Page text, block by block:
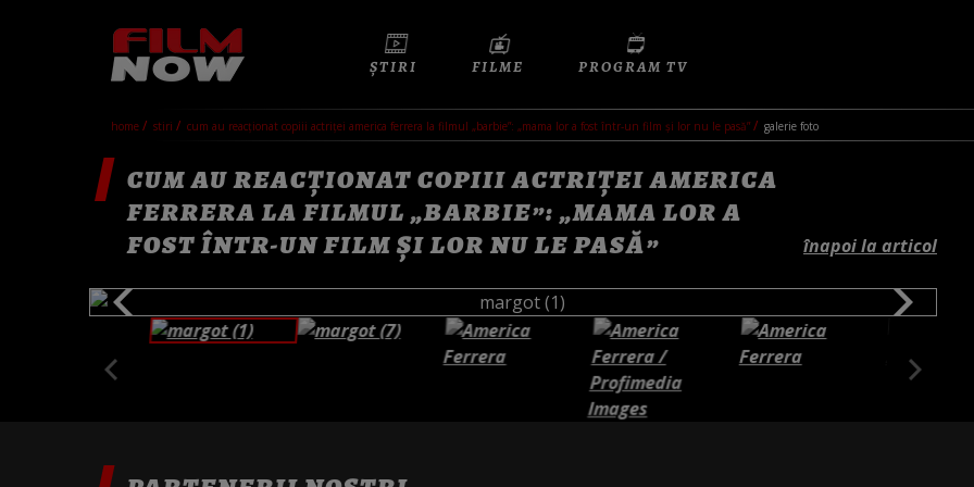
ȘTIRI FILME PROGRAM TV
home stiri cum au reacționat copiii actriței america ferrera la filmul „barbie”: „mama lor a fost într-un film și lor nu le pasă” galerie foto
CUM AU REACȚIONAT COPIII ACTRIȚEI AMERICA
FERRERA LA FILMUL „BARBIE”: „MAMA LOR A
FOST ÎNTR-UN FILM ȘI LOR NU LE PASĂ”
înapoi la articol